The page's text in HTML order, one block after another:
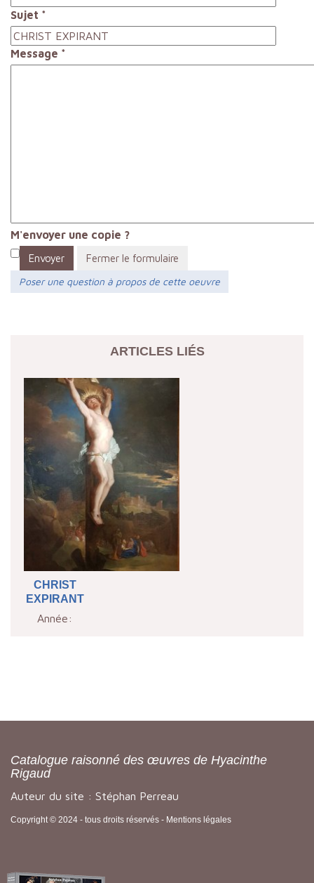
Sujet *
Message *
M'envoyer une copie ?
Envoyer
Fermer le formulaire
Poser une question à propos de cette oeuvre
ARTICLES LIÉS
CHRIST
EXPIRANT
Année:
Catalogue raisonné des œuvres de Hyacinthe
Rigaud
Auteur du site : Stéphan Perreau
Copyright © 2024 - tous droits réservés - Mentions légales